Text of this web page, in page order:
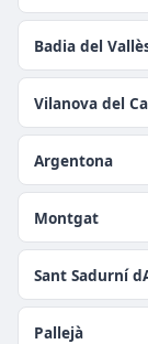
Badia del
Vilanova del
Argentona
Montgat
Sant Sadurní
Pallejà